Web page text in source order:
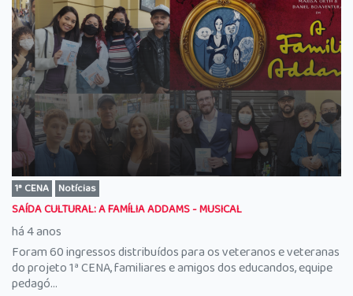
1ª CENA Notícias
SAÍDA CULTURAL: A FAMÍLIA ADDAMS - MUSICAL
há 4 anos
Foram 60 ingressos distribuídos para os veteranos e veteranas
do projeto 1ª CENA, familiares e amigos dos educandos, equipe
pedagó...